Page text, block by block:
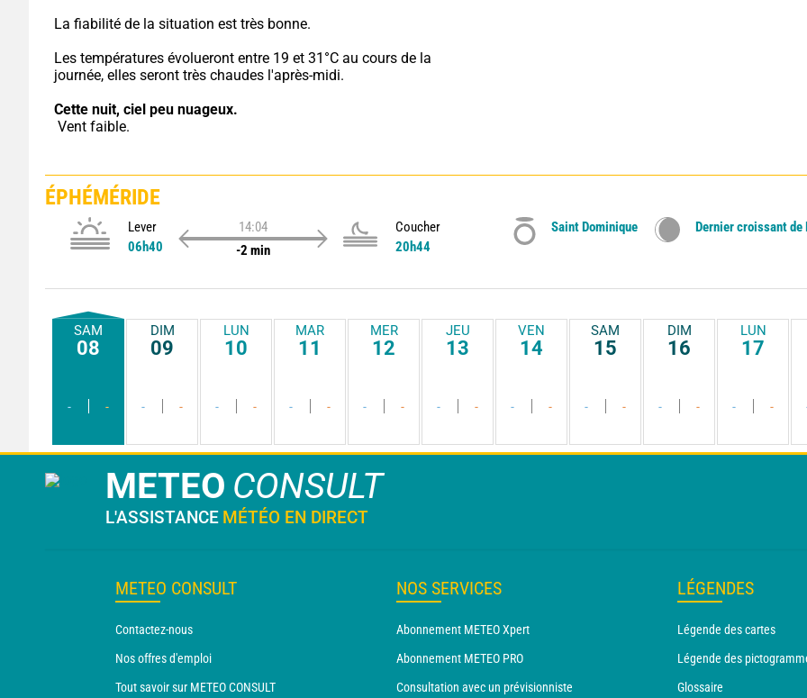
La fiabilité de la situation est très bonne.
Les températures évolueront entre 19 et 31°C au cours de la
journée, elles seront très chaudes l'après-midi.
Cette nuit, ciel peu nuageux.
Vent faible.
ÉPHÉMÉRIDE
Lever
06h40
14:04
-2 min
Coucher
20h44
Saint Dominique Dernier croissant de
SAM
08
- -
DIM
09
- -
LUN
10
- -
MAR
11
- -
MER
12
- -
JEU
13
- -
VEN
14
- -
SAM
15
- -
DIM
16
- -
LUN
17
- -
METEO CONSULT
L'ASSISTANCE MÉTÉO EN DIRECT
METEO CONSULT
Contactez-nous
Nos offres d'emploi
Tout savoir sur METEO CONSULT
NOS SERVICES
Abonnement METEO Xpert
Abonnement METEO PRO
Consultation avec un prévisionniste
LÉGENDES
Légende des cartes
Légende des
Glossaire